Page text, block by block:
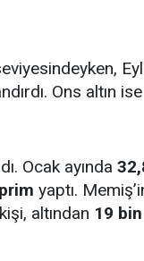
Ons altın
Ocak ayında
yaptı.
altından 19